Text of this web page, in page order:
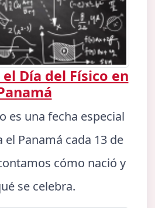
Día del Físico en
es una fecha especial
el Panamá cada 13 de
cómo nació y
se celebra.